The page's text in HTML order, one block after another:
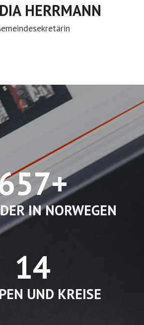
HERRMANN
IN NORWEGEN
14
UND KREISE